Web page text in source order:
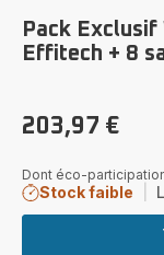
Pack Exclusif
Effitech + 8
Prix
203,97 €
Dont éco-
Stock faible